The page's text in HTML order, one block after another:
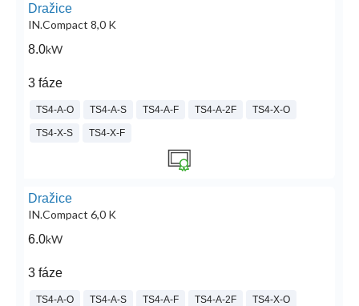
Dražice
IN.Compact 8,0 K
8.0kW
3 fáze
TS4-A-O TS4-A-S TS4-A-F TS4-A-2F TS4-X-O
TS4-X-S TS4-X-F
Dražice
IN.Compact 6,0 K
6.0kW
3 fáze
TS4-A-O TS4-A-S TS4-A-F TS4-A-2F TS4-X-O